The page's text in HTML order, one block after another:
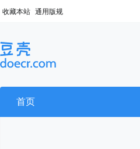
收藏本站 通用版规
首页